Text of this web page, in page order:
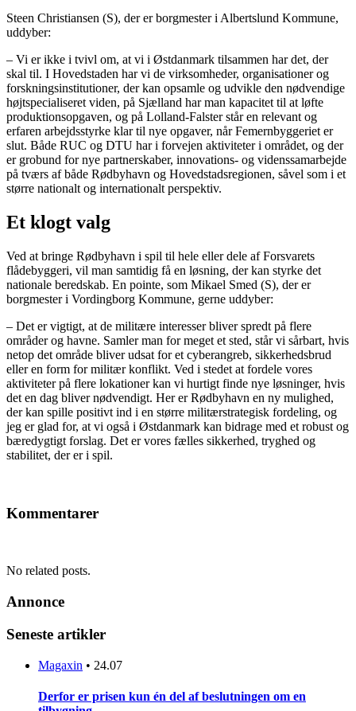
Steen Christiansen (S), der er borgmester i Albertslund Kommune,
uddyber:
– Vi er ikke i tvivl om, at vi i Østdanmark tilsammen har det, der
skal til. I Hovedstaden har vi de virksomheder, organisationer og
forskningsinstitutioner, der kan opsamle og udvikle den nødvendige
højtspecialiseret viden, på Sjælland har man kapacitet til at løfte
produktionsopgaven, og på Lolland-Falster står en relevant og
erfaren arbejdsstyrke klar til nye opgaver, når Femernbyggeriet er
slut. Både RUC og DTU har i forvejen aktiviteter i området, og der
er grobund for nye partnerskaber, innovations- og videnssamarbejde
på tværs af både Rødbyhavn og Hovedstadsregionen, såvel som i et
større nationalt og internationalt perspektiv.
Et klogt valg
Ved at bringe Rødbyhavn i spil til hele eller dele af Forsvarets
flådebyggeri, vil man samtidig få en løsning, der kan styrke det
nationale beredskab. En pointe, som Mikael Smed (S), der er
borgmester i Vordingborg Kommune, gerne uddyber:
– Det er vigtigt, at de militære interesser bliver spredt på flere
områder og havne. Samler man for meget et sted, står vi sårbart, hvis
netop det område bliver udsat for et cyberangreb, sikkerhedsbrud
eller en form for militær konflikt. Ved i stedet at fordele vores
aktiviteter på flere lokationer kan vi hurtigt finde nye løsninger, hvis
det en dag bliver nødvendigt. Her er Rødbyhavn en ny mulighed,
der kan spille positivt ind i en større militærstrategisk fordeling, og
jeg er glad for, at vi også i Østdanmark kan bidrage med et robust og
bæredygtigt forslag. Det er vores fælles sikkerhed, tryghed og
stabilitet, der er i spil.
Kommentarer
No related posts.
Annonce
Seneste artikler
Magaxin • 24.07
Derfor er prisen kun én del af beslutningen om en